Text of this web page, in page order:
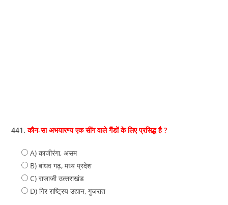
441.कौन-सा अभयारण्य एक सींग वाले गैंडों के लिए प्रसिद्ध है ?
A) काजीरंगा, असम
B) बांधव गढ़, मध्‍य प्रदेश
C) राजाजी उत्‍तराखंड
D) गिर राष्ट्रिय उद्यान, गुजरात